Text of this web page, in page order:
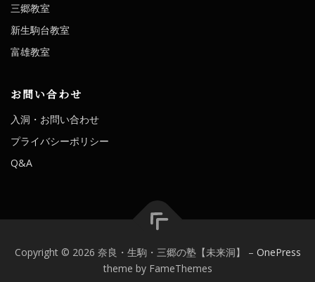
三郷教室
新生駒台教室
富雄教室
お問い合わせ
入洞・お問い合わせ
プライバシーポリシー
Q&A
Copyright © 2026 奈良・生駒・三郷の塾【未来洞】 – OnePress
theme by FameThemes